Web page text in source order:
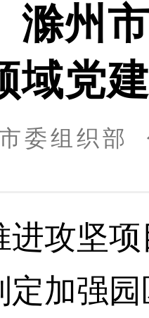
滁州
域党
市委组织
坚项
定加强